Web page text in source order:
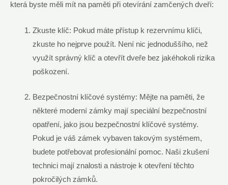
která byste měli mít ​na ⁣paměti při otevírání ‌zamčených dveří:
Zkuste klíč: Pokud máte přístup⁣ k rezervnímu klíči,
zkuste⁢ ho nejprve použít.‌ Není nic jednoduššího, než
⁣využít⁤ správný‍ klíč‌ a otevřít dveře bez jakéhokoli rizika
poškození.
Bezpečnostní ⁣klíčové systémy:‌ Mějte ‌na ‍paměti, že
některé moderní zámky⁢ mají speciální bezpečnostní
opatření, jako⁤ jsou bezpečnostní klíčové systémy.
Pokud je váš zámek​ vybaven takovým ⁣systémem,
budete potřebovat profesionální pomoc. Naši zkušení
technici mají znalosti⁣ a nástroje‍ k otevření⁢ těchto
pokročilých zámků.